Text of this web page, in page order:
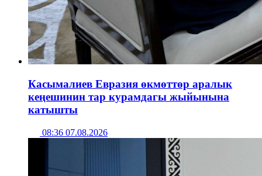
Касымалиев Евразия өкмөттөр аралык
кеңешинин тар курамдагы жыйынына
катышты
08:36 07.08.2026